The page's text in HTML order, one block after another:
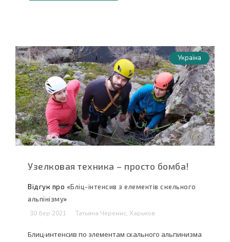
Україна
Узелковая техника – просто бомба!
Відгук про «Бліц-інтенсив з елементів скельного
альпінізму»
30 бер 2021
Татьяна Черемис, Харьков
Блиц-интенсив по элементам скального альпинизма